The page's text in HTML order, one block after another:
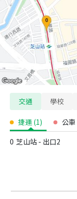
交通 學校
捷運 (1) 公車
0 芝山站 - 出口2